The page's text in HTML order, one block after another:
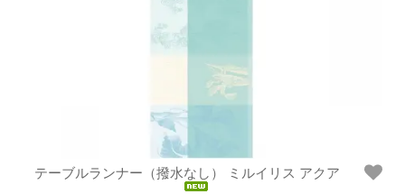
テーブルランナー（撥水なし） ミルイリス アクア